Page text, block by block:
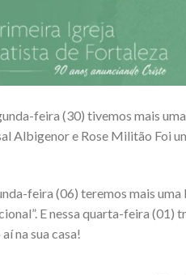
feira (30) tivemos mais
Albigenor e Rose Militão Foi
feira (06) teremos mais
E nessa quarta-feira
na sua casa!